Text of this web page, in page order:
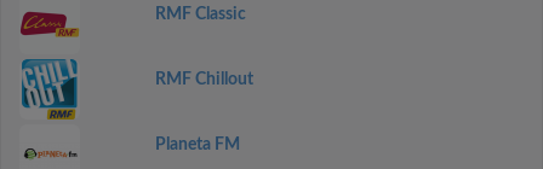
RMF Classic
RMF Chillout
Planeta FM